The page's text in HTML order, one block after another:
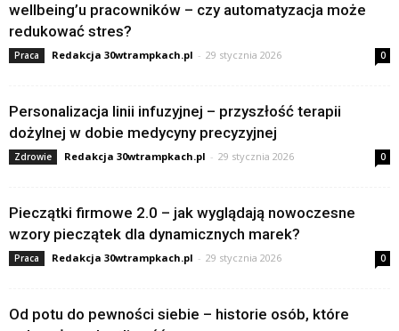
wellbeing’u pracowników – czy automatyzacja może
redukować stres?
Praca Redakcja 30wtrampkach.pl - 29 stycznia 2026 0
Personalizacja linii infuzyjnej – przyszłość terapii
dożylnej w dobie medycyny precyzyjnej
Zdrowie Redakcja 30wtrampkach.pl - 29 stycznia 2026 0
Pieczątki firmowe 2.0 – jak wyglądają nowoczesne
wzory pieczątek dla dynamicznych marek?
Praca Redakcja 30wtrampkach.pl - 29 stycznia 2026 0
Od potu do pewności siebie – historie osób, które